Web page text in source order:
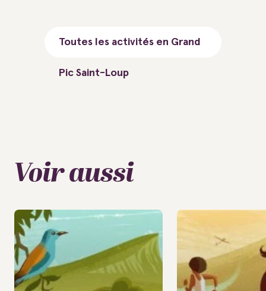
Toutes les activités en Grand
Pic Saint-Loup
Voir aussi